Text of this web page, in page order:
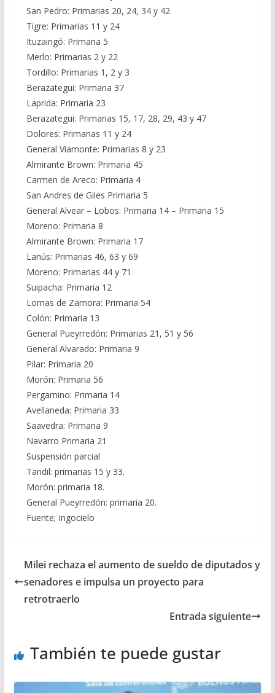
San Pedro: Primarias 20, 24, 34 y 42
Tigre: Primarias 11 y 24
Ituzaingó: Primaria 5
Merlo: Primarias 2 y 22
Tordillo: Primarias 1, 2 y 3
Berazategui: Primaria 37
Laprida: Primaria 23
Berazategui: Primarias 15, 17, 28, 29, 43 y 47
Dolores: Primarias 11 y 24
General Viamonte: Primarias 8 y 23
Almirante Brown: Primaria 45
Carmen de Areco: Primaria 4
San Andres de Giles Primaria 5
General Alvear – Lobos: Primaria 14 – Primaria 15
Moreno: Primaria 8
Almirante Brown: Primaria 17
Lanús: Primarias 46, 63 y 69
Moreno: Primarias 44 y 71
Suipacha: Primaria 12
Lomas de Zamora: Primaria 54
Colón: Primaria 13
General Pueyrredón: Primarias 21, 51 y 56
General Alvarado: Primaria 9
Pilar: Primaria 20
Morón: Primaria 56
Pergamino: Primaria 14
Avellaneda: Primaria 33
Saavedra: Primaria 9
Navarro Primaria 21
Suspensión parcial
Tandil: primarias 15 y 33.
Morón: primaria 18.
General Pueyrredón: primaria 20.
Fuente; Ingocielo
Milei rechaza el aumento de sueldo de diputados y
senadores e impulsa un proyecto para
retrotraerlo
Entrada siguiente
También te puede gustar